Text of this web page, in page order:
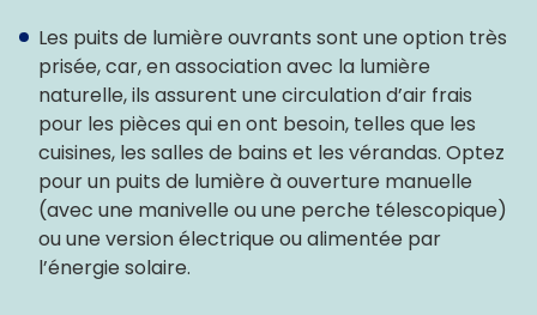
Les puits de lumière ouvrants sont une option très
prisée, car, en association avec la lumière
naturelle, ils assurent une circulation d’air frais
pour les pièces qui en ont besoin, telles que les
cuisines, les salles de bains et les vérandas. Optez
pour un puits de lumière à ouverture manuelle
(avec une manivelle ou une perche télescopique)
ou une version électrique ou alimentée par
l’énergie solaire.